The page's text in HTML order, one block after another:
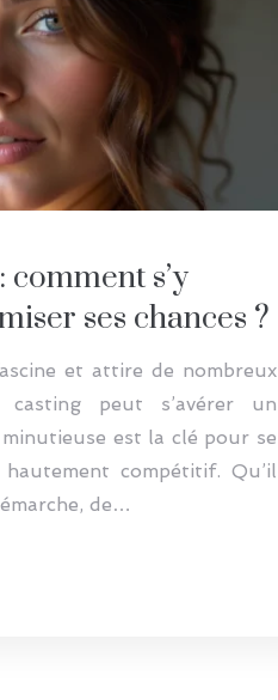
s’y
ses chances ?
et attire de nombreux
peut s’avérer un
est la clé pour se
compétitif. Qu’il
de…